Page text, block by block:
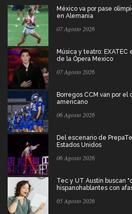
México va por pase
en Alemania
07 Agosto 2026
Música y teatro:
de la Ópera Mexico
07 Agosto 2026
Borregos CCM van por
americano
06 Agosto 2026
Del escenario de
Estados Unidos
06 Agosto 2026
Tec y UT Austin buscan
hispanohablantes con
05 Agosto 2026